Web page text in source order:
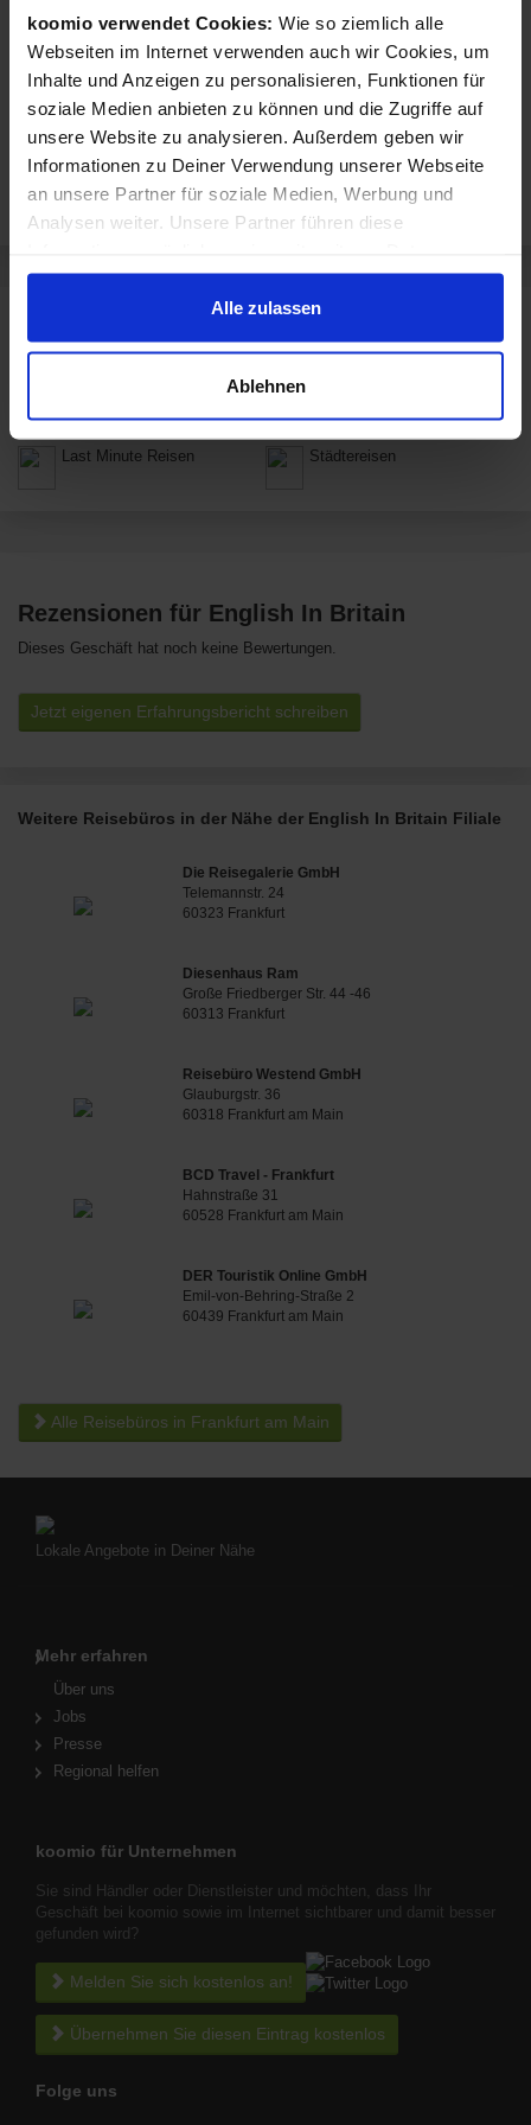
koomio verwendet Cookies: Wie so ziemlich alle
Webseiten im Internet verwenden auch wir Cookies, um
Inhalte und Anzeigen zu personalisieren, Funktionen für
soziale Medien anbieten zu können und die Zugriffe auf
unsere Website zu analysieren. Außerdem geben wir
Informationen zu Deiner Verwendung unserer Webseite
an unsere Partner für soziale Medien, Werbung und
Analysen weiter. Unsere Partner führen diese
zusammen, die Du ihnen bereitgestellt hast oder die sie
im Rahmen Deiner Nutzung der Dienste gesammelt
haben.
Alle zulassen
Ablehnen
English In Britain verkauft Produkte aus diesen Kategorien:
Freizeit
Last Minute Reisen Städtereisen
Rezensionen für English In Britain
Dieses Geschäft hat noch keine Bewertungen.
Jetzt eigenen Erfahrungsbericht schreiben
Weitere Reisebüros in der Nähe der English In Britain Filiale
Die Reisegalerie GmbH
Telemannstr. 24
60323 Frankfurt
Diesenhaus Ram
Große Friedberger Str. 44 -46
60313 Frankfurt
Reisebüro Westend GmbH
Glauburgstr. 36
60318 Frankfurt am Main
BCD Travel - Frankfurt
Hahnstraße 31
60528 Frankfurt am Main
DER Touristik Online GmbH
Emil-von-Behring-Straße 2
60439 Frankfurt am Main
Alle Reisebüros in Frankfurt am Main
Lokale Angebote in Deiner Nähe
Mehr erfahren
Über uns
Jobs
Presse
Regional helfen
koomio für Unternehmen
Sie sind Händler oder Dienstleister und möchten, dass Ihr
Geschäft bei koomio sowie im Internet sichtbarer und damit besser
gefunden wird?
Melden Sie sich kostenlos an!
Übernehmen Sie diesen Eintrag kostenlos
Folge uns